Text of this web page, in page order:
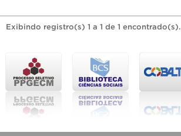
Exibindo registro(s) 1 a 1 de 1 encontrado(s).